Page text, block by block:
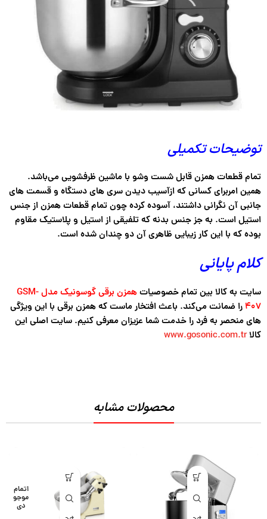
توضیحات تکمیلی
تمام قطعات همزن قابل شست وشو با ماشین ظرفشویی می‌باشد.
همین امربرای کسانی که ازآسیب دیدن سری های دستگاه و قسمت های
جانبی آن نگرانی داشتند، آسوده کرده چون تمام قطعات همزن از جنس
استیل است. به جز جنس بدنه که تلفیقی از استیل و پلاستیک مقاوم
بوده که با این کار زیبایی ظاهری آن دو چندان شده است.
کلام پایانی
سایت به کالا بین تمام خصوصیات
همزن برقی گوسونیک مدل GSM-
407 را ضمانت می‌کند. باعث افتخار ماست که همزن برقی با این ویژگی
های منحصر به فرد را خدمت شما عزیزان معرفی کنیم. سایت اصلی این
کالاwww.gosonic.com.tr
محصولات مشابه
اتمام
موجو
دی